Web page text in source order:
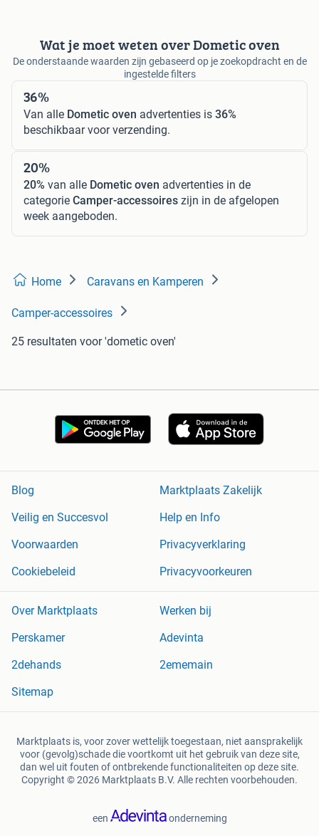
Wat je moet weten over Dometic oven
De onderstaande waarden zijn gebaseerd op je zoekopdracht en de
ingestelde filters
36%
Van alle Dometic oven advertenties is 36%
beschikbaar voor verzending.
20%
20% van alle Dometic oven advertenties in de
categorie Camper-accessoires zijn in de afgelopen
week aangeboden.
Home Caravans en Kamperen
Camper-accessoires
25 resultaten voor 'dometic oven'
Blog
Marktplaats Zakelijk
Veilig en Succesvol
Help en Info
Voorwaarden
Privacyverklaring
Cookiebeleid
Privacyvoorkeuren
Over Marktplaats
Werken bij
Perskamer
Adevinta
2dehands
2ememain
Sitemap
Marktplaats is, voor zover wettelijk toegestaan, niet aansprakelijk
voor (gevolg)schade die voortkomt uit het gebruik van deze site,
dan wel uit fouten of ontbrekende functionaliteiten op deze site.
Copyright © 2026 Marktplaats B.V. Alle rechten voorbehouden.
een onderneming